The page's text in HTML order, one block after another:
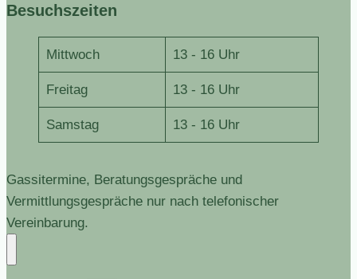
Besuchszeiten
Mittwoch 13 - 16 Uhr
Freitag 13 - 16 Uhr
Samstag 13 - 16 Uhr
Gassitermine, Beratungsgespräche und
Vermittlungsgespräche nur nach telefonischer
Vereinbarung.